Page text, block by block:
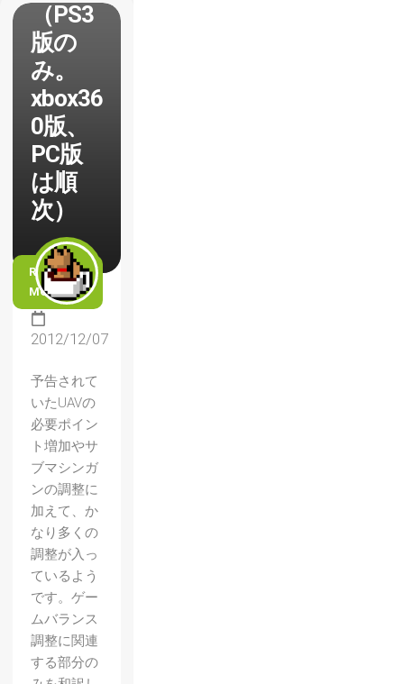
（PS3
版の
み。
xbox36
0版、
PC版
は順
次）
READ
MORE
2012/12/07
予告されて
いたUAVの
必要ポイン
ト増加やサ
ブマシンガ
ンの調整に
加えて、か
なり多くの
調整が入っ
ているよう
です。ゲー
ムバランス
調整に関連
する部分の